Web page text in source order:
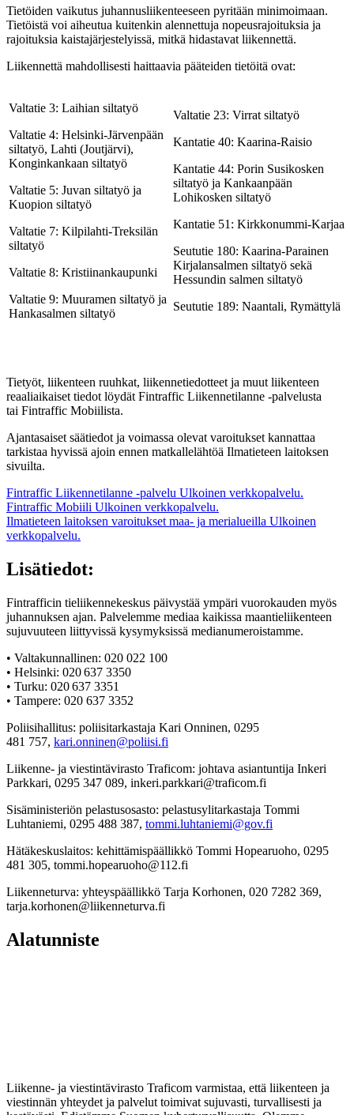
Tietöiden vaikutus juhannusliikenteeseen pyritään minimoimaan.
Tietöistä voi aiheutua kuitenkin alennettuja nopeusrajoituksia ja
rajoituksia kaistajärjestelyissä, mitkä hidastavat liikennettä.
Liikennettä mahdollisesti haittaavia pääteiden tietöitä ovat:
Valtatie 3: Laihian siltatyö
Valtatie 4: Helsinki-Järvenpään
siltatyö, Lahti (Joutjärvi),
Konginkankaan siltatyö
Valtatie 5: Juvan siltatyö ja
Kuopion siltatyö
Valtatie 7: Kilpilahti-Treksilän
siltatyö
Valtatie 8: Kristiinankaupunki
Valtatie 9: Muuramen siltatyö ja
Hankasalmen siltatyö
Valtatie 23: Virrat siltatyö
Kantatie 40: Kaarina-Raisio
Kantatie 44: Porin Susikosken
siltatyö ja Kankaanpään
Lohikosken siltatyö
Kantatie 51: Kirkkonummi-Karjaa
Seututie 180: Kaarina-Parainen
Kirjalansalmen siltatyö sekä
Hessundin salmen siltatyö
Seututie 189: Naantali, Rymättylä
Tietyöt, liikenteen ruuhkat, liikennetiedotteet ja muut liikenteen
reaaliaikaiset tiedot löydät Fintraffic Liikennetilanne -palvelusta
tai Fintraffic Mobiilista.
Ajantasaiset säätiedot ja voimassa olevat varoitukset kannattaa
tarkistaa hyvissä ajoin ennen matkallelähtöä Ilmatieteen laitoksen
sivuilta.
Fintraffic Liikennetilanne -palvelu Ulkoinen verkkopalvelu.
Fintraffic Mobiili Ulkoinen verkkopalvelu.
Ilmatieteen laitoksen varoitukset maa- ja merialueilla Ulkoinen
verkkopalvelu.
Lisätiedot:
Fintrafficin tieliikennekeskus päivystää ympäri vuorokauden myös
juhannuksen ajan. Palvelemme mediaa kaikissa maantieliikenteen
sujuvuuteen liittyvissä kysymyksissä medianumeroistamme.
• Valtakunnallinen: 020 022 100
• Helsinki: 020 637 3350
• Turku: 020 637 3351
• Tampere: 020 637 3352
Poliisihallitus: poliisitarkastaja Kari Onninen, 0295
481 757, kari.onninen@poliisi.fi
Liikenne- ja viestintävirasto Traficom: johtava asiantuntija Inkeri
Parkkari, 0295 347 089, inkeri.parkkari@traficom.fi
Sisäministeriön pelastusosasto: pelastusylitarkastaja Tommi
Luhtaniemi, 0295 488 387, tommi.luhtaniemi@gov.fi
Hätäkeskuslaitos: kehittämispäällikkö Tommi Hopearuoho, 0295
481 305, tommi.hopearuoho@112.fi
Liikenneturva: yhteyspäällikkö Tarja Korhonen, 020 7282 369,
tarja.korhonen@liikenneturva.fi
Alatunniste
Liikenne- ja viestintävirasto Traficom varmistaa, että liikenteen ja
viestinnän yhteydet ja palvelut toimivat sujuvasti, turvallisesti ja